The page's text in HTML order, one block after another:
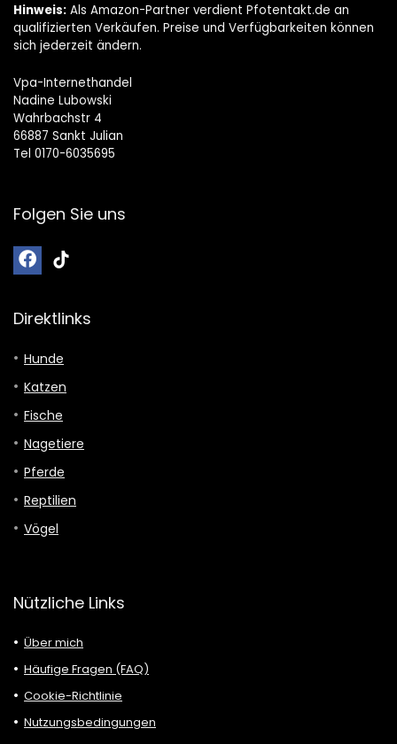
Hinweis: Als Amazon-Partner verdient Pfotentakt.de an
qualifizierten Verkäufen. Preise und Verfügbarkeiten können
sich jederzeit ändern.
Vpa-Internethandel
Nadine Lubowski
Wahrbachstr 4
66887 Sankt Julian
Tel 0170-6035695
Folgen Sie uns
Direktlinks
Hunde
Katzen
Fische
Nagetiere
Pferde
Reptilien
Vögel
Nützliche Links
Über mich
Häufige Fragen (FAQ)
Cookie-Richtlinie
Nutzungsbedingungen